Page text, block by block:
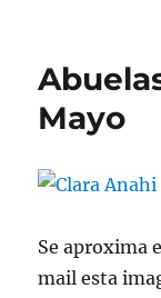
Mayo
Se aproxima
mail esta